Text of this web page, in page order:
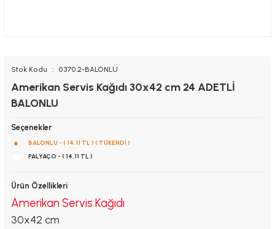
Stok Kodu 0370.2-BALONLU
Amerikan Servis Kağıdı 30x42 cm 24 ADETLİ
BALONLU
Seçenekler
BALONLU - ( 14,11 TL ) ( TÜKENDİ )
PALYAÇO - ( 14,11 TL )
Ürün Özellikleri
Amerikan Servis Kağıdı
30x42 cm